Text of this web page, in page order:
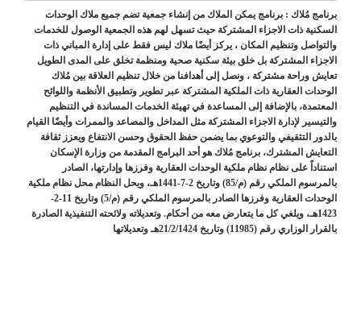
برنامج مُلاك : برنامج يمكن الملاك من إنشاء جمعية تضم جميع ملاك الوحدات
السكنية ذات الاجزاء المشتركة حيث تسهل لهم هذه الجمعية الوصول للخدمات
والتواصل وتنظيم المكان ، يركز أيضًا ملاك ليس فقط على إدارة المباني ذات
الاجزاء المشتركة بل خلق بيئة سكنية صحية ومنظمة تخلق على المدى الطويل
تعايش وراحة مشتركة ، ونصل إلى أهدافنا من خلال تنظيم العلاقة بين مُلاك
الوحدات العقارية ذات الملكية المشتركة عبر تطوير وتطبيق الأنظمة واللوائح
المعتمدة، بالإضافة إلى المساعدة في تهيئة الخدمات المساندة في التنظيم
والتيسير لإدارة الاجزاء المشتركة مثل المداخل والمصاعد والممرات وأيضًا القيام
بالدور التثقيفي والتوعوي بما يضمن حفظ الحقوق وحسن الانتفاع ويعزز ثقافة
التعايش المشترك، برنامج مُلاك هو أحد البرامج المقدمة من وزارة الإسكان
استناداً على نظام نظام ملكية الوحدات العقارية وفرزها وإدارتها، الصادر
بالمرسوم الملكي رقم (م/85) وتاريخ 2-7-1441هـ، ويحل النظام محل نظام ملكية
الوحدات العقارية وفرزها الصادر بالمرسوم الملكي رقم (م/5) وتاريخ 11-2-
1423هـ، ويلغي كل ما يتعارض معه من أحكام. وتعديلاته ولائحته التنفيذية الصادرة
بالقرار الوزاري رقم (11985) وتاريخ 21/2/1424هـ وتعديلاتها